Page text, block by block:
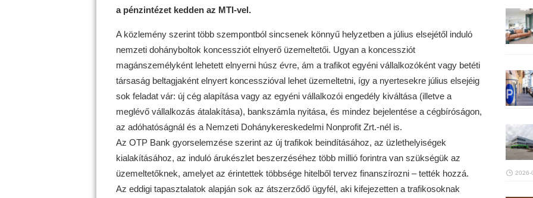
a pénzintézet kedden az MTI-vel.
A közlemény szerint több szempontból sincsenek könnyű helyzetben a július elsejétől induló
nemzeti dohányboltok koncessziót elnyerő üzemeltetői. Ugyan a koncessziót
magánszemélyként lehetett elnyerni húsz évre, ám a trafikot egyéni vállalkozóként vagy betéti
társaság beltagjaként elnyert koncesszióval lehet üzemeltetni, így a nyertesekre július elsejéig
sok feladat vár: új cég alapítása vagy az egyéni vállalkozói engedély kiváltása (illetve a
meglévő vállalkozás átalakítása), bankszámla nyitása, és mindez bejelentése a cégbíróságon,
az adóhatóságnál és a Nemzeti Dohánykereskedelmi Nonprofit Zrt.-nél is.
Az OTP Bank gyorselemzése szerint az új trafikok beindításához, az üzlethelyiségek
kialakításához, az induló árukészlet beszerzéséhez több millió forintra van szükségük az
üzemeltetőknek, amelyet az érintettek többsége hitelből tervez finanszírozni – tették hozzá.
Az eddigi tapasztalatok alapján sok az átszerződő ügyfél, aki kifejezetten a trafikosoknak
2026-